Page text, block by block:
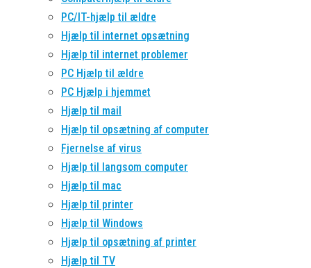
PC/IT-hjælp til ældre
Hjælp til internet opsætning
Hjælp til internet problemer
PC Hjælp til ældre
PC Hjælp i hjemmet
Hjælp til mail
Hjælp til opsætning af computer
Fjernelse af virus
Hjælp til langsom computer
Hjælp til mac
Hjælp til printer
Hjælp til Windows
Hjælp til opsætning af printer
Hjælp til TV